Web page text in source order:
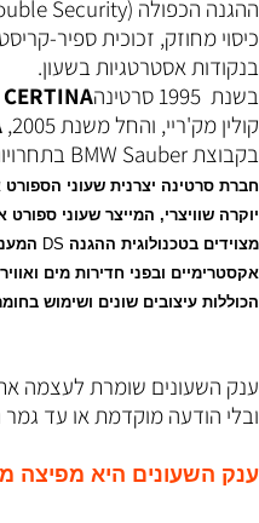
ההגנה הכפולה (Security
כיסוי מחוזק, זכוכית ספיר-
בנקודות אסטרטגיות בשעון.
בשנת 1995 סרטינה
CERTINA
קולין מק'ריי, והחל משנת 2005,
בקבוצת BMW Sauber
חברת סרטינה יצרנית שעוני הספורט
יוקרה שוויצרי, המייצר שעוני
מצוידים בטכנולוגית ההגנה DS
אקסטרימיים ובפני חדירות מים
הכוללות עיצובים שונים ושימוש
ענק השעונים שומרת לעצמה
ובלי הודעה מוקדמת או עד
ענק השעונים היא